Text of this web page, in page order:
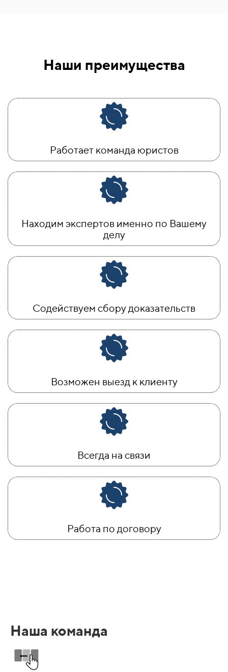
Наши преимущества
Работает команда юристов
Находим экспертов именно по Вашему
делу
Содействуем сбору доказательств
Возможен выезд к клиенту
Всегда на связи
Работа по договору
Наша команда